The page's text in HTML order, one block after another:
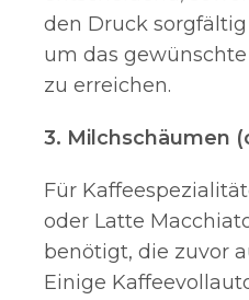
den Druck
um das
zu erreichen.
3. Milchschäumen
Für
oder Latte
benötigt, die zuvor
Einige